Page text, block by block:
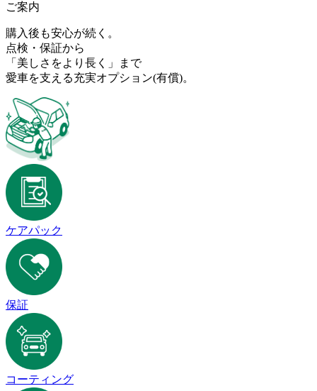
ご案内
購入後も安心が続く。
点検・保証から
「美しさをより長く」まで
愛車を支える充実オプション(有償)。
ケアパック
保証
コーティング